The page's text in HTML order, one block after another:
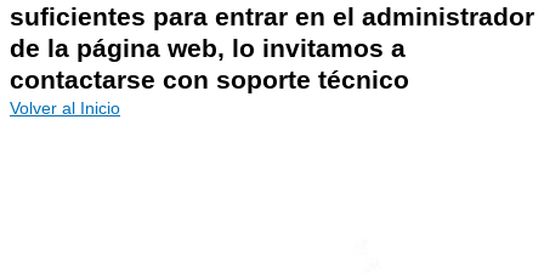
suficientes para entrar en el administrador
de la página web, lo invitamos a
contactarse con soporte técnico
Volver al Inicio